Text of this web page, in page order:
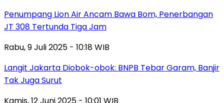
Penumpang Lion Air Ancam Bawa Bom, Penerbangan
JT 308 Tertunda Tiga Jam
Rabu, 9 Juli 2025 - 10:18 WIB
Langit Jakarta Diobok-obok: BNPB Tebar Garam, Banjir
Tak Juga Surut
Kamis, 12 Juni 2025 - 10:01 WIB